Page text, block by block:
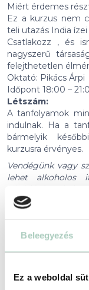
Beleegyezés
Ez a weboldal
Miért érdemes
Ez a kurzus nem
teli utazás India
Csatlakozz , és
nagyszerű
felejthetetlen
Oktató: Pikács Árpi
Időpont 18:00 –
Létszám:
A tanfolyamok
indulnak. Ha a
bármelyik
kurzusra érvényes.
Vendégünk vagy
lehet alkoholos